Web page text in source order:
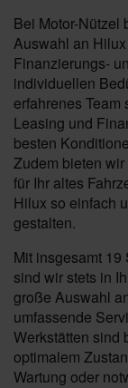
Bei Motor-Nützel
Auswahl an
Finanzierungs-
individuellen
erfahrenes Team
Leasing und
besten
Zudem bieten
für Ihr altes
Hilux so einfach
gestalten.
Mit insgesamt
sind wir stets in
große Auswahl
umfassende
Werkstätten sind
optimalem
Wartung oder